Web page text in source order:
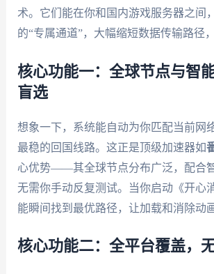
术。它们能在你和国内游戏服务器之间
的“专属通道”，大幅缩短数据传输路径
核心功能一：全球节点与智
盲选
想象一下，系统能自动为你匹配当前网
最稳的回国线路。这正是顶级加速器如
心优势——其全球节点分布广泛，配合智
无需你手动反复测试。当你启动《开心
能瞬间找到最优路径，让加载和消除动
核心功能二：全平台覆盖，